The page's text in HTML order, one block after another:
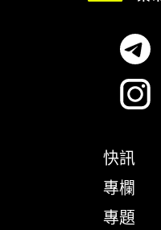
快訊
專欄
專題